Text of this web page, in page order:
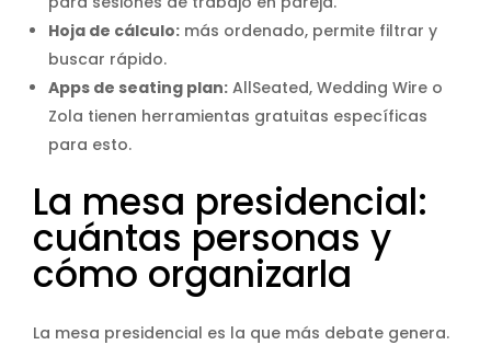
Hoja de cálculo: más ordenado, permite filtrar y
buscar rápido.
Apps de seating plan: AllSeated, Wedding Wire o
Zola tienen herramientas gratuitas específicas
para esto.
La mesa presidencial:
cuántas personas y
cómo organizarla
La mesa presidencial es la que más debate genera.